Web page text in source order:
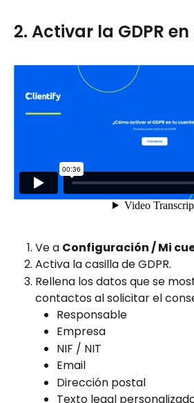
2. Activar la GDPR
Ve a Configuración / Mi
Activa la casilla de GDPR.
Rellena los datos que se
contactos al solicitar el
Responsable
Empresa
NIF / NIT
Email
Dirección postal
Texto legal